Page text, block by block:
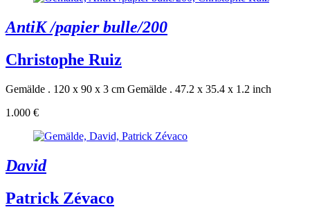
AntiK /papier bulle/200
Christophe Ruiz
Gemälde . 120 x 90 x 3 cm Gemälde . 47.2 x 35.4 x 1.2 inch
1.000 €
David
Patrick Zévaco